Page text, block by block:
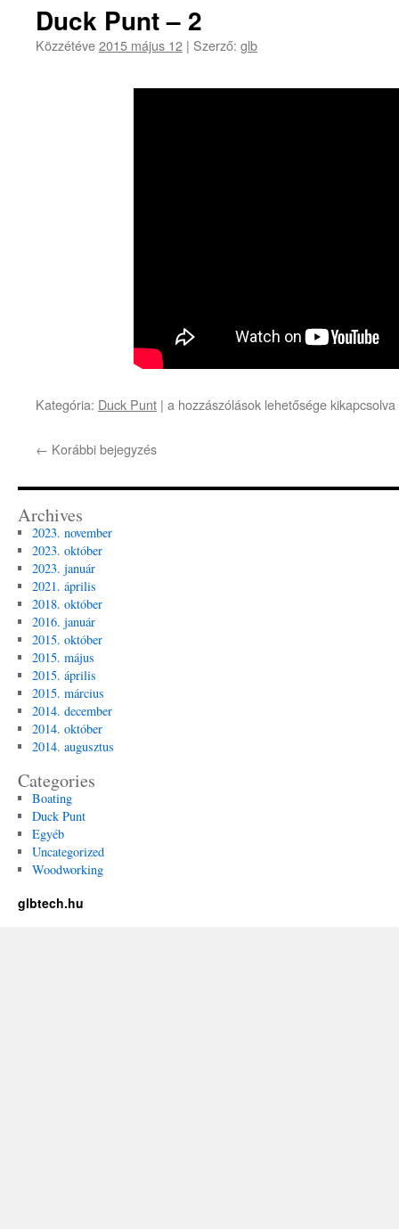
tartalom
!
bejegyzéshez
Duck Punt – 2
Közzétéve2015 május 12 | Szerző: glb
Kategória: Duck Punt | Duck
a hozzászólások lehetősége kikapcsolva
← Korábbi bejegyzés
Archives
2023. november
2023. október
2023. január
2021. április
2018. október
2016. január
2015. október
2015. május
2015. április
2015. március
2014. december
2014. október
2014. augusztus
Categories
Boating
Duck Punt
Egyéb
Uncategorized
Woodworking
glbtech.hu